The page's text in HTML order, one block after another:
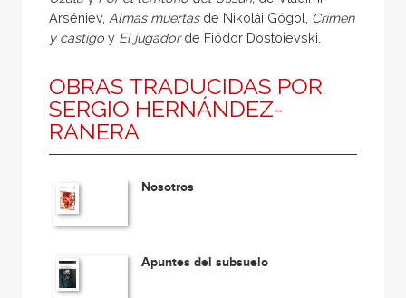
Ilustrador
Traductor
Traductora
Arséniev, Almas muertasde Nikolái Gógol, Crimen
y castigo y El jugadorde Fiódor Dostoievski.
OBRAS TRADUCIDAS POR
SERGIO HERNÁNDEZ-
RANERA
Nosotros
Apuntes del subsuelo